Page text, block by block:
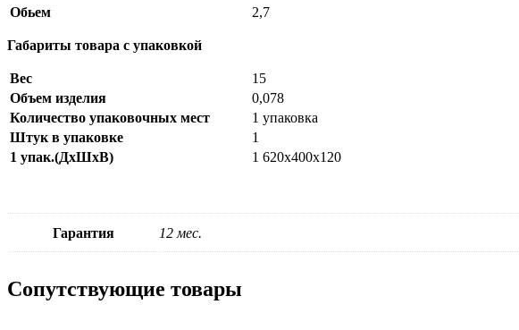
Обьем
2,7
Габариты товара с упаковкой
Вес
15
Объем изделия
0,078
Количество упаковочных мест
1 упаковка
Штук в упаковке
1
1 упак.(ДxШxВ)
1 620x400x120
Гарантия 12 мес.
Сопутствующие товары